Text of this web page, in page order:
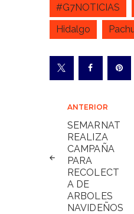
#G7NOTICIAS
Hidalgo
Navegación
de
entradas
ANTERIOR
SEMARNAT
REALIZA
CAMPAÑA
PARA
RECOLECT
A DE
ARBOLES
NAVIDEÑOS